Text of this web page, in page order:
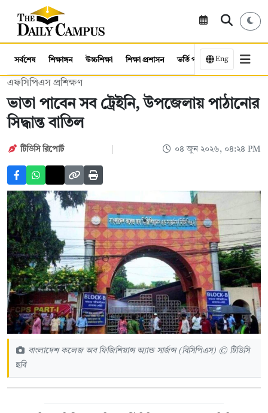
সর্বশেষ শিক্ষাঙ্গন উচ্চশিক্ষা শিক্ষা প্রশাসন ভর্তি পরীক্ষা কর্মসংস্থান
Eng
এফসিপিএস প্রশিক্ষণ
ভাতা পাবেন সব ট্রেইনি, উপজেলায় পাঠানোর
সিদ্ধান্ত বাতিল
টিডিসি রিপোর্ট ০৪ জুন ২০২৬, ০৪:২৪ PM
বাংলাদেশ কলেজ অব ফিজিশিয়ান্স অ্যান্ড সার্জন্স (বিসিপিএস) © টিডিসি
ছবি